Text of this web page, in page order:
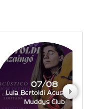
07/08
Lula Bertoldi Acustico en
Muddys Club